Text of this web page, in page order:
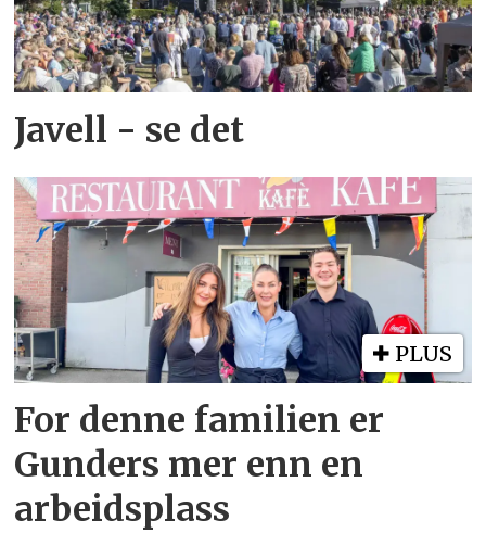
Javell - se det
PLUS
For denne familien er
Gunders mer enn en
arbeidsplass